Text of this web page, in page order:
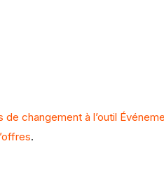
de changement à l’outil
.